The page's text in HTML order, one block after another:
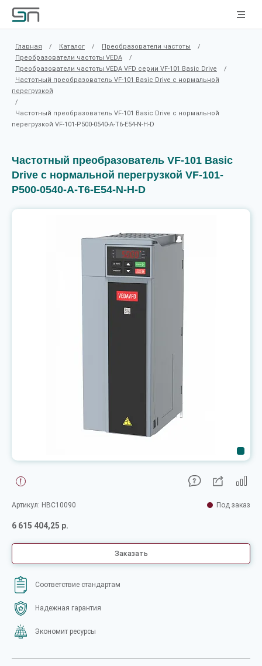
Главная / Каталог / Преобразователи частоты
/
Преобразователи частоты VEDA
/
Преобразователи частоты VEDA VFD серии VF-101 Basic Drive
/
Частотный преобразователь VF-101 Basic Drive c нормальной
перегрузкой
/
Частотный преобразователь VF-101 Basic Drive c нормальной
перегрузкой VF-101-P500-0540-A-T6-E54-N-H-D
Частотный преобразователь VF-101 Basic
Drive c нормальной перегрузкой VF-101-
P500-0540-A-T6-E54-N-H-D
Артикул: HBC10090 Под заказ
6 615 404,25 р.
Заказать
Соответствие стандартам
Надежная гарантия
Экономит ресурсы